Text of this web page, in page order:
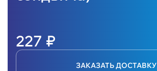
227 ₽
ЗАКАЗАТЬ ДОСТАВКУ